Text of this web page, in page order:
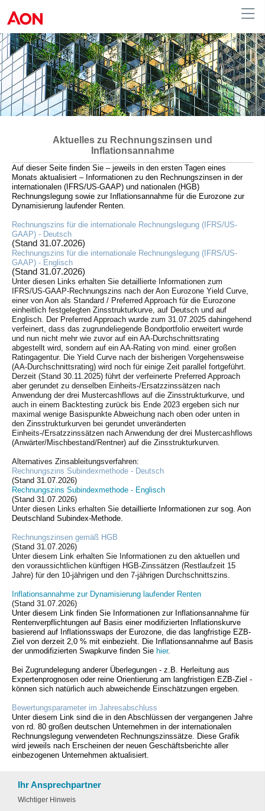
Germany
Aktuelles zu Rechnungszinsen und
Inflationsannahme
Auf dieser Seite finden Sie – jeweils in den ersten Tagen eines
Monats aktualisiert – Informationen zu den Rechnungszinsen in der
internationalen (IFRS/US-GAAP) und nationalen (HGB)
Rechnungslegung sowie zur Inflationsannahme für die Eurozone zur
Dynamisierung laufender Renten.
Rechnungszins für die internationale Rechnungslegung (IFRS/US-
GAAP) - Deutsch
(Stand 31.07.2026)
Rechnungszins für die internationale Rechnungslegung (IFRS/US-
GAAP) - Englisch
(Stand 31.07.2026)
Unter diesen Links erhalten Sie detaillierte Informationen zum
IFRS/US-GAAP-Rechnungszins nach derAon Eurozone Yield Curve
einer von Aon als Standard / Preferred Approach für die Eurozone
einheitlich festgelegten Zinsstrukturkurve, auf Deutsch und auf
Englisch. Der Preferred Approach wurde zum 31.07.2025 dahingehend
verfeinert, dass das zugrundeliegende Bondportfolio erweitert wurde
und nun nicht mehr wie zuvor auf ein AA-Durchschnittsrating
abgestellt wird, sondern auf ein AA-Rating von mind. einer großen
Ratingagentur. Die Yield Curve nach der bisherigen Vorgehensweise
(AA-Durchschnittsrating) wird noch für einige Zeit parallel fortgeführt.
Derzeit (Stand 30.11.2025) führt der verfeinerte Preferred Approach
aber gerundet zu denselben Einheits-/Ersatzzinssätzen nach
Anwendung der drei Mustercashflows auf die Zinsstrukturkurve, und
auch in einem Backtesting zurück bis Ende 2023 ergeben sich nur
maximal wenige Basispunkte Abweichung nach oben oder unten in
den Zinsstrukturkurven bei gerundet unveränderten
Einheits-/Ersatzzinssätzen nach Anwendung der drei Mustercashflows
(Anwärter/Mischbestand/Rentner) auf die Zinsstrukturkurven.
Alternatives Zinsableitungsverfahren:
Rechnungszins Subindexmethode - Deutsch
(Stand 31.07.2026)
Rechnungszins Subindexmethode - Englisch
(Stand 31.07.2026)
Unter diesen Links erhalten Sie detaillierte Informationen zur sog. Aon
Deutschland Subindex-Methode.
Rechnungszinsen gemäß HGB
(Stand 31.07.2026)
Unter diesem Link erhalten Sie Informationen zu den aktuellen und
den voraussichtlichen künftigen HGB-Zinssätzen (Restlaufzeit 15
Jahre) für den 10-jährigen und den 7-jährigen Durchschnittszins.
Inflationsannahme zur Dynamisierung laufender Renten
(Stand 31.07.2026)
Unter diesem Link finden Sie Informationen zur Inflationsannahme für
Rentenverpflichtungen auf Basis einer modifizierten Inflationskurve
basierend auf Inflationsswaps der Eurozone, die das langfristige EZB-
Ziel von derzeit 2,0 % mit einbezieht. Die Inflationsannahme auf Basis
der unmodifizierten Swapkurve finden Sie hier.
Bei Zugrundelegung anderer Überlegungen - z.B. Herleitung aus
Expertenprognosen oder reine Orientierung am langfristigen EZB-Ziel -
können sich natürlich auch abweichende Einschätzungen ergeben.
Bewertungsparameter im Jahresabschluss
Unter diesem Link sind die in den Abschlüssen der vergangenen Jahre
von rd. 80 großen deutschen Unternehmen in der internationalen
Rechnungslegung verwendeten Rechnungszinssätze. Diese Grafik
wird jeweils nach Erscheinen der neuen Geschäftsberichte aller
einbezogenen Unternehmen aktualisiert.
Ihr Ansprechpartner
Wichtiger Hinweis